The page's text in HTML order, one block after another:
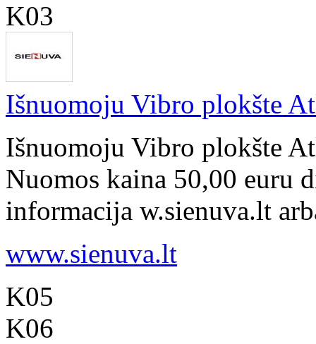
K03
Išnuomoju Vibro plokšte
Išnuomoju Vibro plokšte
Nuomos kaina 50,00 euru
informacija w.sienuva.lt
www.sienuva.lt
K05
K06